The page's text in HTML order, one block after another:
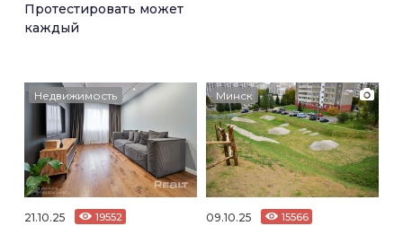
Протестировать может
каждый
Недвижимость
21.10.25 19552
Минск
09.10.25 15566